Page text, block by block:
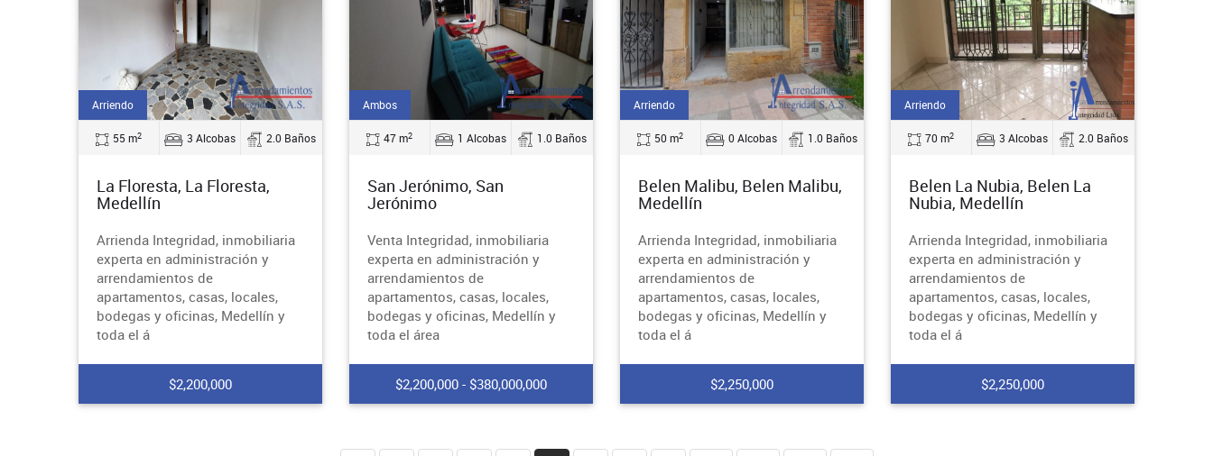
Arriendo
55 m2 3 Alcobas 2.0 Baños
La Floresta, La Floresta,
Medellín
Arrienda Integridad, inmobiliaria
experta en administración y
arrendamientos de
apartamentos, casas, locales,
bodegas y oficinas, Medellín y
toda el á
$2,200,000
Ambos
47 m2 1 Alcobas 1.0 Baños
San Jerónimo, San
Jerónimo
Venta Integridad, inmobiliaria
experta en administración y
arrendamientos de
apartamentos, casas, locales,
bodegas y oficinas, Medellín y
toda el área
$2,200,000 - $380,000,000
Arriendo
50 m2 0 Alcobas 1.0 Baños
Belen Malibu, Belen Malibu,
Medellín
Arrienda Integridad, inmobiliaria
experta en administración y
arrendamientos de
apartamentos, casas, locales,
bodegas y oficinas, Medellín y
toda el á
$2,250,000
Arriendo
70 m2 3 Alcobas 2.0 Baños
Belen La Nubia, Belen La
Nubia, Medellín
Arrienda Integridad, inmobiliaria
experta en administración y
arrendamientos de
apartamentos, casas, locales,
bodegas y oficinas, Medellín y
toda el á
$2,250,000